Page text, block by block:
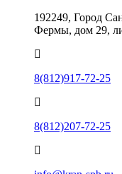
192249, Город
Фермы, дом 29,
8(812)917-72-25
8(812)207-72-25